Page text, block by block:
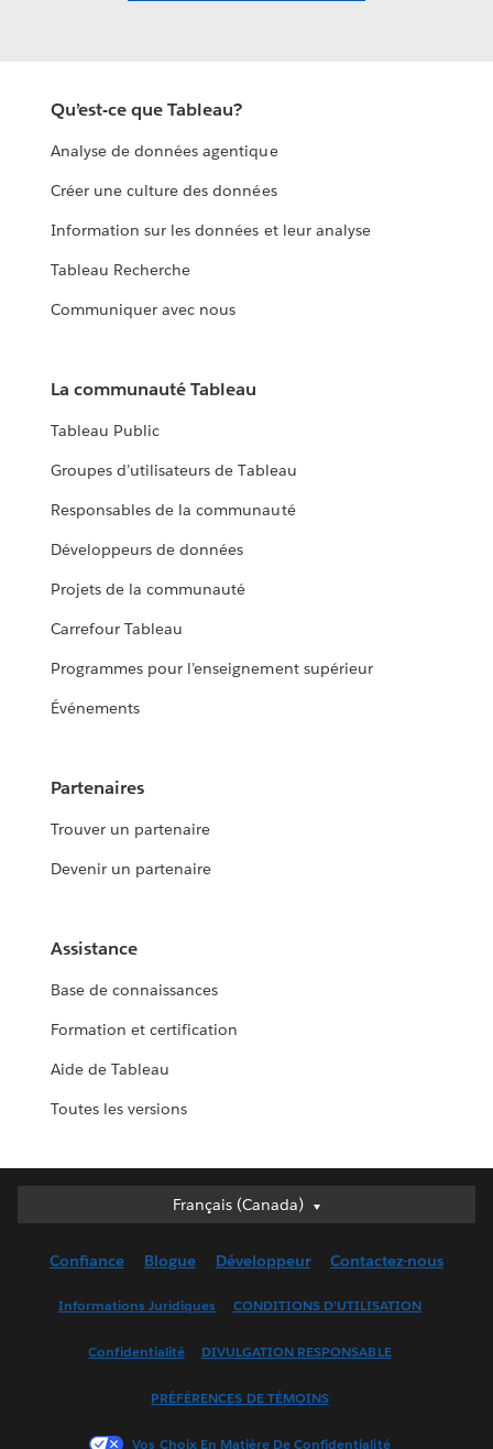
Qu’est-ce que Tableau?
Analyse de données agentique
Créer une culture des données
Information sur les données et leur analyse
Tableau Recherche
Communiquer avec nous
La communauté Tableau
Tableau Public
Groupes d’utilisateurs de Tableau
Responsables de la communauté
Développeurs de données
Projets de la communauté
Carrefour Tableau
Programmes pour l’enseignement supérieur
Événements
Partenaires
Trouver un partenaire
Devenir un partenaire
Assistance
Base de connaissances
Formation et certification
Aide de Tableau
Toutes les versions
Français (Canada)
Français (Canada)
English (UK)
Français (France)
Confiance Blogue Développeur Contactez-nous
Informations Juridiques CONDITIONS D’UTILISATION
Confidentialité DIVULGATION RESPONSABLE
PRÉFÉRENCES DE TÉMOINS
Vos Choix En Matière De Confidentialité